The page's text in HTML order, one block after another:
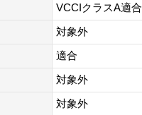
VCCIクラスA適合
対象外
適合
対象外
対象外